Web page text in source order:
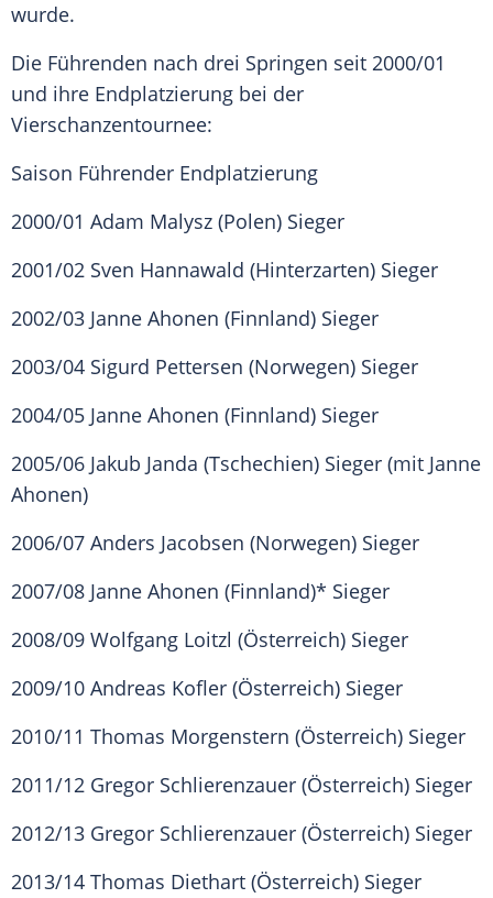
wurde.
Die Führenden nach drei Springen seit 2000/01
und ihre Endplatzierung bei der
Vierschanzentournee:
Saison Führender Endplatzierung
2000/01 Adam Malysz (Polen) Sieger
2001/02 Sven Hannawald (Hinterzarten) Sieger
2002/03 Janne Ahonen (Finnland) Sieger
2003/04 Sigurd Pettersen (Norwegen) Sieger
2004/05 Janne Ahonen (Finnland) Sieger
2005/06 Jakub Janda (Tschechien) Sieger (mit Janne
Ahonen)
2006/07 Anders Jacobsen (Norwegen) Sieger
2007/08 Janne Ahonen (Finnland)* Sieger
2008/09 Wolfgang Loitzl (Österreich) Sieger
2009/10 Andreas Kofler (Österreich) Sieger
2010/11 Thomas Morgenstern (Österreich) Sieger
2011/12 Gregor Schlierenzauer (Österreich) Sieger
2012/13 Gregor Schlierenzauer (Österreich) Sieger
2013/14 Thomas Diethart (Österreich) Sieger